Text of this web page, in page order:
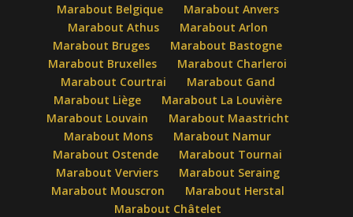
Marabout Belgique
Marabout Anvers
Marabout Athus
Marabout Arlon
Marabout Bruges
Marabout Bastogne
Marabout Bruxelles
Marabout Charleroi
Marabout Courtrai
Marabout Gand
Marabout Liège
Marabout La Louvière
Marabout Louvain
Marabout Maastricht
Marabout Mons
Marabout Namur
Marabout Ostende
Marabout Tournai
Marabout Verviers
Marabout Seraing
Marabout Mouscron
Marabout Herstal
Marabout Châtelet